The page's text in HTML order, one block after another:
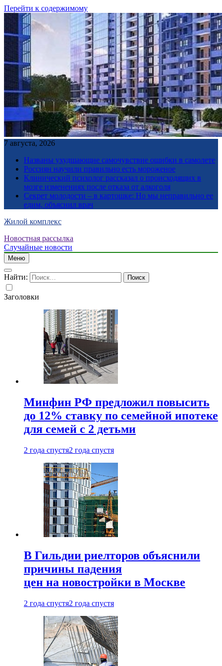
Перейти к содержимому
7 августа, 2026
Названы ухудшающие самочувствие ошибки в самолете
Россиян научили правильно есть мороженое
Клинический психолог рассказал о происходящих в
мозге изменениях после отказа от алкоголя
Секрет молодости – в картошке: Но мы неправильно ее
едим, объяснил врач
Жилой комплекс
Новостная рассылка
Случайные новости
Меню
Найти:
Заголовки
Минфин РФ предложил повысить
до 12% ставку по семейной ипотеке
для семей с 2 детьми
2 года спустя2 года спустя
В Гильдии риелторов объяснили
причины падения
цен на новостройки в Москве
2 года спустя2 года спустя